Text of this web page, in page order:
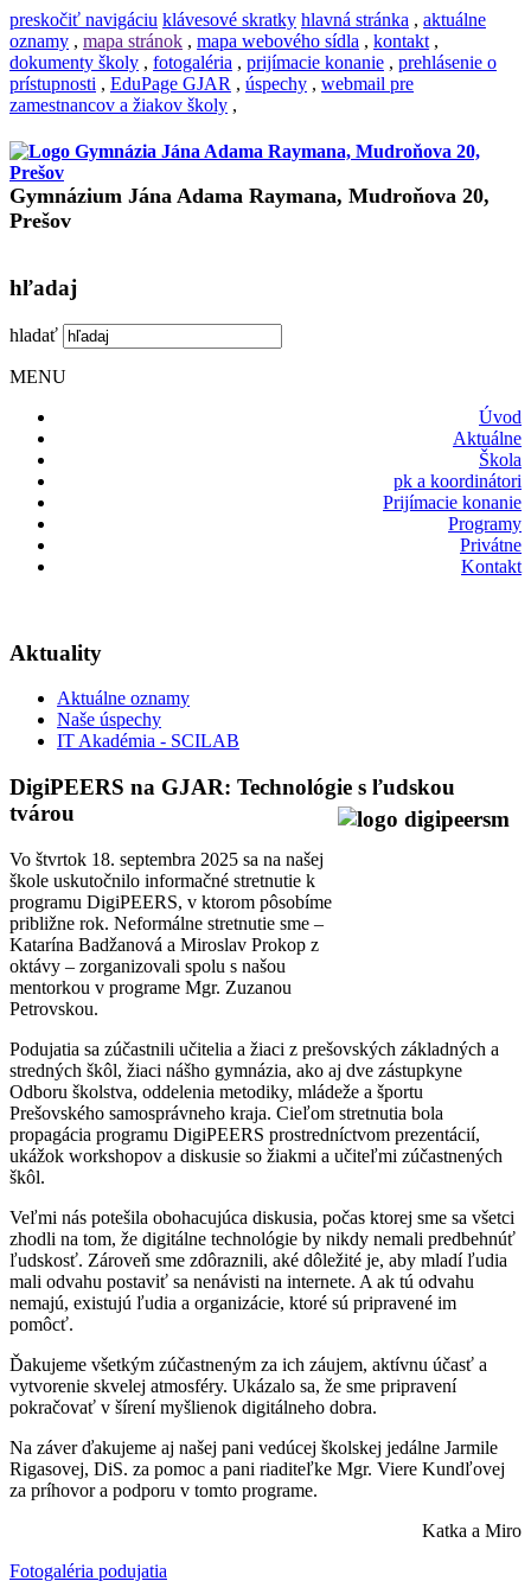
preskočiť navigáciu klávesové skratky hlavná stránka , aktuálne
oznamy , mapa stránok , mapa webového sídla , kontakt ,
dokumenty školy , fotogaléria , prijímacie konanie , prehlásenie o
prístupnosti , EduPage GJAR , úspechy , webmail pre
zamestnancov a žiakov školy ,
Gymnázium Jána Adama Raymana, Mudroňova 20,
Prešov
hľadaj
hladať
MENU
Úvod
Aktuálne
Škola
pk a koordinátori
Prijímacie konanie
Programy
Privátne
Kontakt
Aktuality
Aktuálne oznamy
Naše úspechy
IT Akadémia - SCILAB
DigiPEERS na GJAR: Technológie s ľudskou
tvárou
Vo štvrtok 18. septembra 2025 sa na našej
škole uskutočnilo informačné stretnutie k
programu DigiPEERS, v ktorom pôsobíme
približne rok. Neformálne stretnutie sme –
Katarína Badžanová a Miroslav Prokop z
oktávy – zorganizovali spolu s našou
mentorkou v programe Mgr. Zuzanou
Petrovskou.
Podujatia sa zúčastnili učitelia a žiaci z prešovských základných a
stredných škôl, žiaci nášho gymnázia, ako aj dve zástupkyne
Odboru školstva, oddelenia metodiky, mládeže a športu
Prešovského samosprávneho kraja. Cieľom stretnutia bola
propagácia programu DigiPEERS prostredníctvom prezentácií,
ukážok workshopov a diskusie so žiakmi a učiteľmi zúčastnených
škôl.
Veľmi nás potešila obohacujúca diskusia, počas ktorej sme sa všetci
zhodli na tom, že digitálne technológie by nikdy nemali predbehnúť
ľudskosť. Zároveň sme zdôraznili, aké dôležité je, aby mladí ľudia
mali odvahu postaviť sa nenávisti na internete. A ak tú odvahu
nemajú, existujú ľudia a organizácie, ktoré sú pripravené im
pomôcť.
Ďakujeme všetkým zúčastneným za ich záujem, aktívnu účasť a
vytvorenie skvelej atmosféry. Ukázalo sa, že sme pripravení
pokračovať v šírení myšlienok digitálneho dobra.
Na záver ďakujeme aj našej pani vedúcej školskej jedálne Jarmile
Rigasovej, DiS. za pomoc a pani riaditeľke Mgr. Viere Kundľovej
za príhovor a podporu v tomto programe.
Katka a Miro
Fotogaléria podujatia